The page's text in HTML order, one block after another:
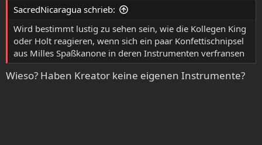
SacredNicaragua schrieb:
Wird bestimmt lustig zu sehen sein, wie die Kollegen King
oder Holt reagieren, wenn sich ein paar Konfettischnipsel
aus Milles Spaßkanone in deren Instrumenten verfransen
Wieso? Haben Kreator keine eigenen Instrumente?